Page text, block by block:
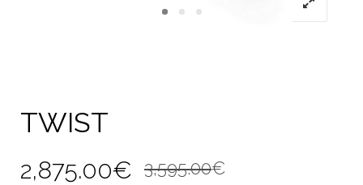
TWIST
3,595.00€
2,875.00€